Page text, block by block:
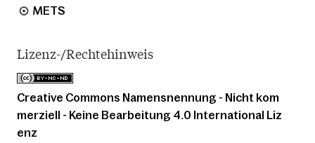
METS
Lizenz-/Rechtehinweis
Creative Commons Namensnennung - Nicht kom
merziell - Keine Bearbeitung 4.0 International Liz
enz